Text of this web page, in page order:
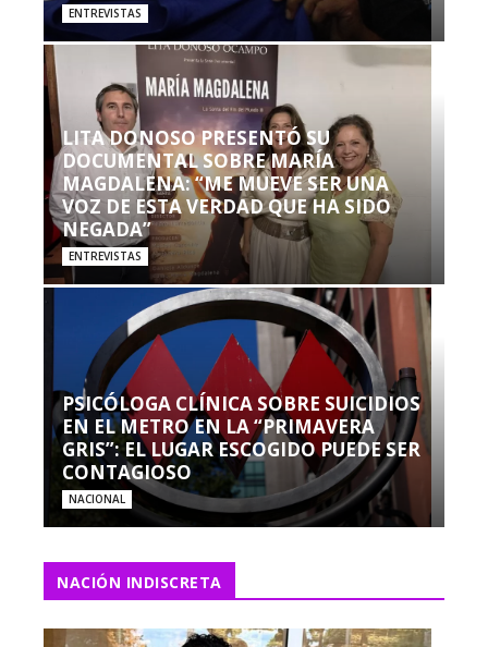
ENTREVISTAS
LITA DONOSO PRESENTÓ SU
DOCUMENTAL SOBRE MARÍA
MAGDALENA: “ME MUEVE SER UNA
VOZ DE ESTA VERDAD QUE HA SIDO
NEGADA”
ENTREVISTAS
PSICÓLOGA CLÍNICA SOBRE SUICIDIOS
EN EL METRO EN LA “PRIMAVERA
GRIS”: EL LUGAR ESCOGIDO PUEDE SER
CONTAGIOSO
NACIONAL
NACIÓN INDISCRETA